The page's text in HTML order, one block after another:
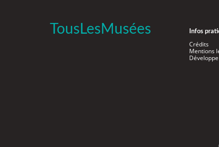
TousLesMusées Infos
Crédits
Mentions